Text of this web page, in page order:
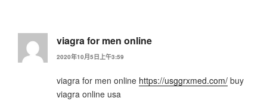
viagra for men online
2020年10月5日上午3:59
viagra for men online https://usggrxmed.com/ buy
viagra online usa